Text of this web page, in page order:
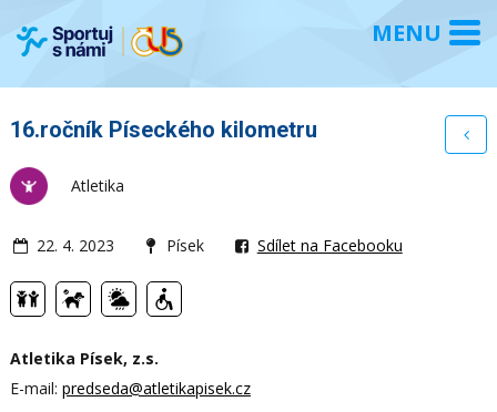
16.ročník Píseckého kilometru
Atletika
22. 4. 2023 Písek Sdílet na Facebooku
Atletika Písek, z.s.
E-mail: predseda@atletikapisek.cz